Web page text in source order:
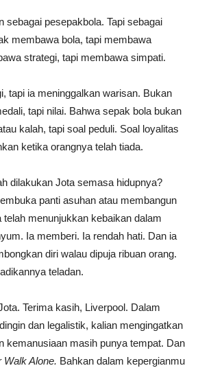
sebagai pesepakbola. Tapi sebagai
membawa bola, tapi membawa
strategi, tapi membawa simpati.
tapi ia meninggalkan warisan. Bukan
tapi nilai. Bahwa sepak bola bukan
kalah, tapi soal peduli. Soal loyalitas
ketika orangnya telah tiada.
dilakukan Jota semasa hidupnya?
panti asuhan atau membangun
telah menunjukkan kebaikan dalam
Ia memberi. Ia rendah hati. Dan ia
diri walau dipuja ribuan orang.
teladan.
Terima kasih, Liverpool. Dalam
dan legalistik, kalian mengingatkan
kemanusiaan masih punya tempat. Dan
Walk Alone. Bahkan dalam kepergianmu